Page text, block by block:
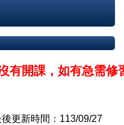
有開課，如有急需修
後更新時間：113/09/27